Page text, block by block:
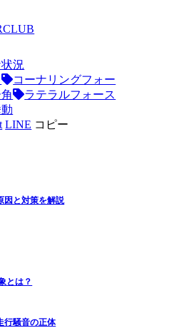
況
コーナリングフォー
角
ラテラルフォース
LINE コピー
因と対策を解説
とは？
行騒音の正体